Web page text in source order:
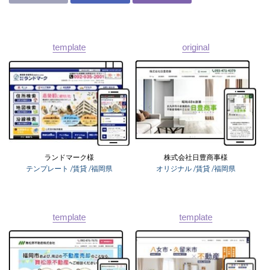
特長 サービス一覧 プラン
03-6689-1791
template
ランドマーク様
テンプレート /賃貸 /福岡県
original
株式会社日豊商事様
オリジナル /賃貸 /福岡県
template template